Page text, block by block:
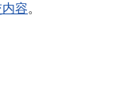
容。